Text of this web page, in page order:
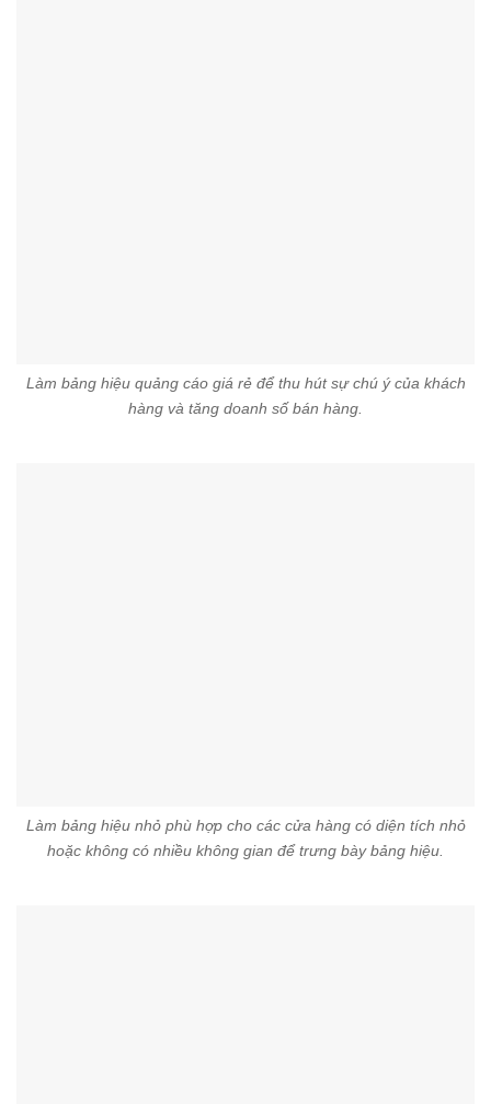
Làm bảng hiệu quảng cáo giá rẻ để thu hút sự chú ý của khách
hàng và tăng doanh số bán hàng.
Làm bảng hiệu nhỏ phù hợp cho các cửa hàng có diện tích nhỏ
hoặc không có nhiều không gian để trưng bày bảng hiệu.